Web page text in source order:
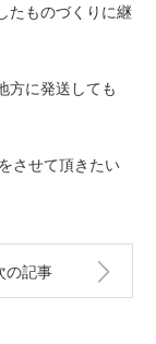
たものづくりに継
方に発送しても
させて頂きたい
の記事